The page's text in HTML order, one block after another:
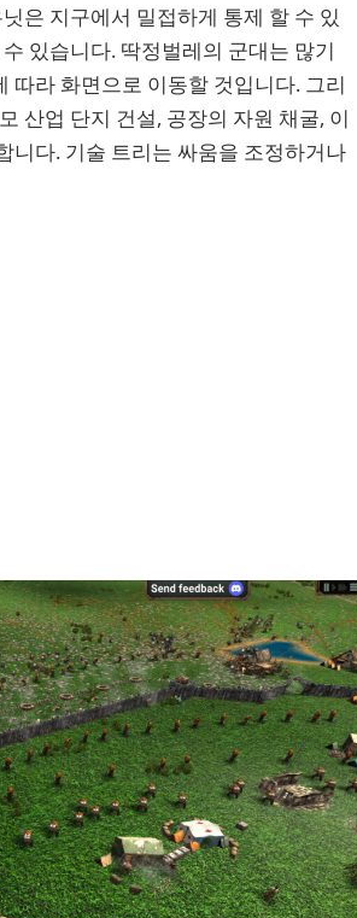
은 지구에서 밀접하게 통제 할 수 있
있습니다. 딱정벌레의 군대는 많기
따라 화면으로 이동할 것입니다. 그리
산업 단지 건설, 공장의 자원 채굴, 이
니다. 기술 트리는 싸움을 조정하거나